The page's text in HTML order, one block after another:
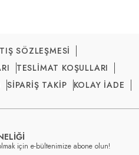
SÖZLEŞMESİ
TESLİMAT KOŞULLARI
SİPARİŞ TAKİP KOLAY İADE
için e-bültenimize abone olun!